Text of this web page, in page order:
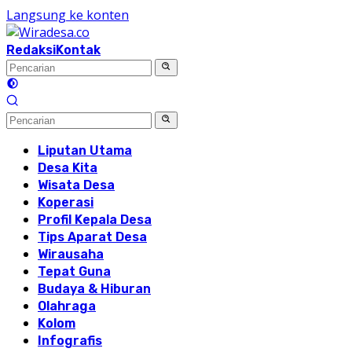
Langsung ke konten
RedaksiKontak
Liputan Utama
Desa Kita
Wisata Desa
Koperasi
Profil Kepala Desa
Tips Aparat Desa
Wirausaha
Tepat Guna
Budaya & Hiburan
Olahraga
Kolom
Infografis